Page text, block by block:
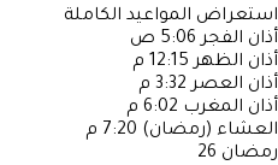
استعراض المواعيد الكاملة
أذان الفجر 5:06 ص
أذان الظهر 12:15 م
أذان العصر 3:32 م
أذان المغرب 6:02 م
العشاء (رمضان) 7:20 م
رمضان 26